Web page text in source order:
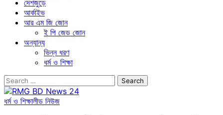
দেশজুড়ে
আর্কাইভ
আর এম জি জোন
ই পি জেড জোন
অন্যান্য
ভিন্ন ধরণ
ধর্ম ও শিক্ষা
Search
for:
ধর্ম ও শিক্ষালীড নিউজ